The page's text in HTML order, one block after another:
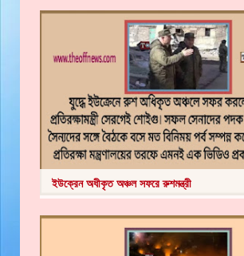
ইউক্রেন অধীকৃত অঞ্চল সফরে রুশমন্ত্রী